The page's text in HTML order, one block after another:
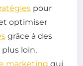
pour
optimiser
grâce à des
loin,
marketing qui